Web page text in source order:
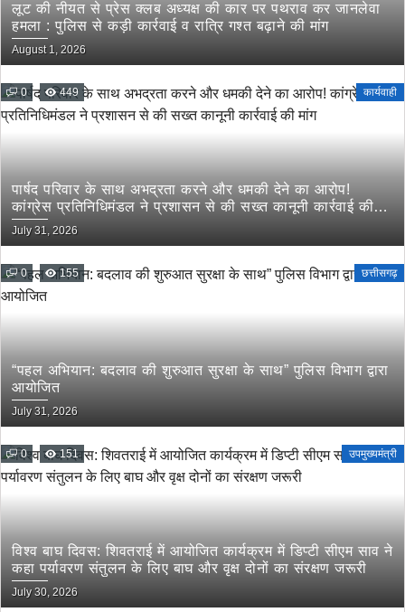
लूट की नीयत से प्रेस क्लब अध्यक्ष की कार पर पथराव कर जानलेवा
हमला : पुलिस से कड़ी कार्रवाई व रात्रि गश्त बढ़ाने की मांग
August 1, 2026
0 449 कार्यवाही
पार्षद परिवार के साथ अभद्रता करने और धमकी देने का आरोप!
कांग्रेस प्रतिनिधिमंडल ने प्रशासन से की सख्त कानूनी कार्रवाई की
मांग
July 31, 2026
0 155 छत्तीसगढ़
“पहल अभियान: बदलाव की शुरुआत सुरक्षा के साथ” पुलिस विभाग द्वारा
आयोजित
July 31, 2026
0 151 उपमुख्यमंत्री
विश्व बाघ दिवस: शिवतराई में आयोजित कार्यक्रम में डिप्टी सीएम साव ने
कहा पर्यावरण संतुलन के लिए बाघ और वृक्ष दोनों का संरक्षण जरूरी
July 30, 2026